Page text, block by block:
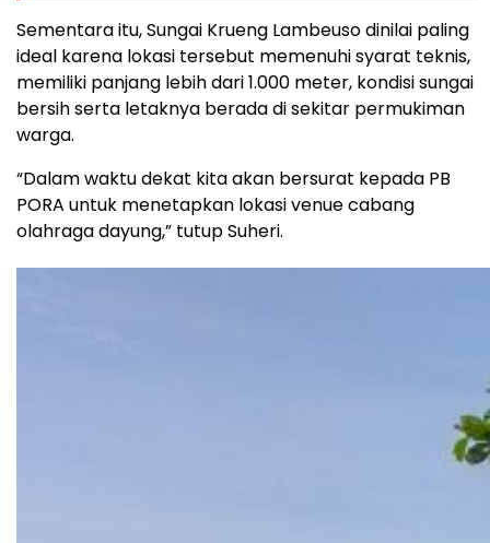
Sementara itu, Sungai Krueng Lambeuso dinilai paling
ideal karena lokasi tersebut memenuhi syarat teknis,
memiliki panjang lebih dari 1.000 meter, kondisi sungai
bersih serta letaknya berada di sekitar permukiman
warga.
“Dalam waktu dekat kita akan bersurat kepada PB
PORA untuk menetapkan lokasi venue cabang
olahraga dayung,” tutup Suheri.